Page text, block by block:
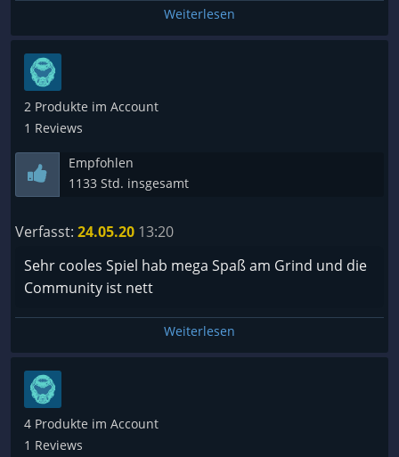
dennoch super durch die Story. Ab und zu
bekommt man sogar Dinge aus dem Echtgeldshop,
wie z.B. einen VIP-Rang für 30 Tage, geschenkt. Eine
tolle Reise, für die ich immer wieder gern meine
Freitzeit verschwende.
Weiterlesen
2 Produkte im Account
1 Reviews
Empfohlen
1133 Std. insgesamt
Verfasst: 24.05.20 13:20
Sehr cooles Spiel hab mega Spaß am Grind und die
Community ist nett
Weiterlesen
4 Produkte im Account
1 Reviews